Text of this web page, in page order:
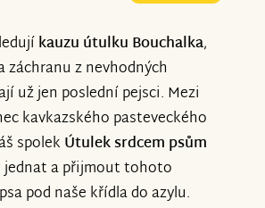
kauzu útulku Bouchalka,
záchranu z nevhodných
už jen poslední pejsci. Mezi
kavkazského pasteveckého
spolek Útulek srdcem psům
jednat a přijmout tohoto
pod naše křídla do azylu.